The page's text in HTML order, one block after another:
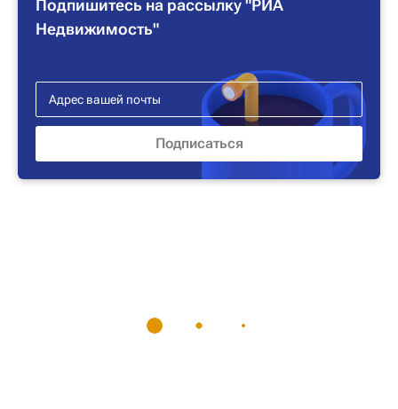
Подпишитесь на рассылку "РИА
Недвижимость"